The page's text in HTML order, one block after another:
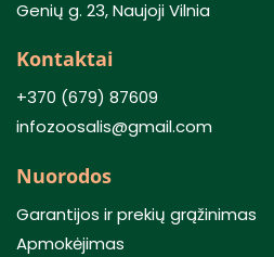
Genių g. 23, Naujoji Vilnia
Kontaktai
+370 (679) 87609
infozoosalis@gmail.com
Nuorodos
Garantijos ir prekių grąžinimas
Apmokėjimas